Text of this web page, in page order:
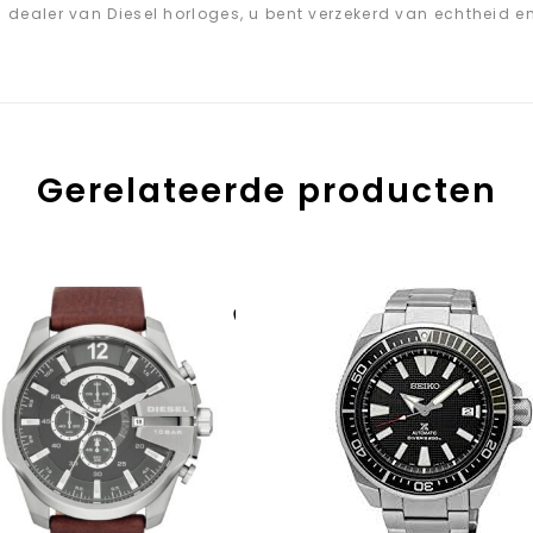
dealer van Diesel horloges, u bent verzekerd van echtheid
Gerelateerde producten